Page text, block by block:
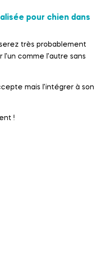
pour chien dans
très probablement
comme l’autre sans
mais l’intégrer à son
!